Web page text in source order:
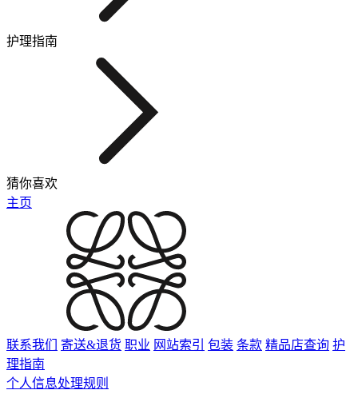
护理指南
猜你喜欢
主页
联系我们 寄送&退货 职业 网站索引 包装 条款 精品店查询 护
理指南
个人信息处理规则